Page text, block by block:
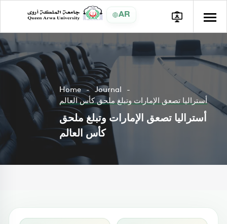
AR
Home
Journal
أستراليا تصعق الإمارات وتبلغ ملحق كأس العالم
أستراليا تصعق الإمارات وتبلغ ملحق
كأس العالم